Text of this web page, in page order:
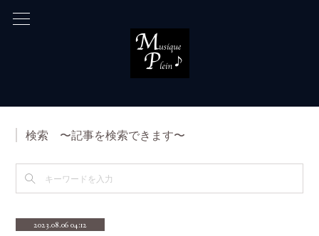
検索 〜記事を検索できます〜
2023.08.06 04:12